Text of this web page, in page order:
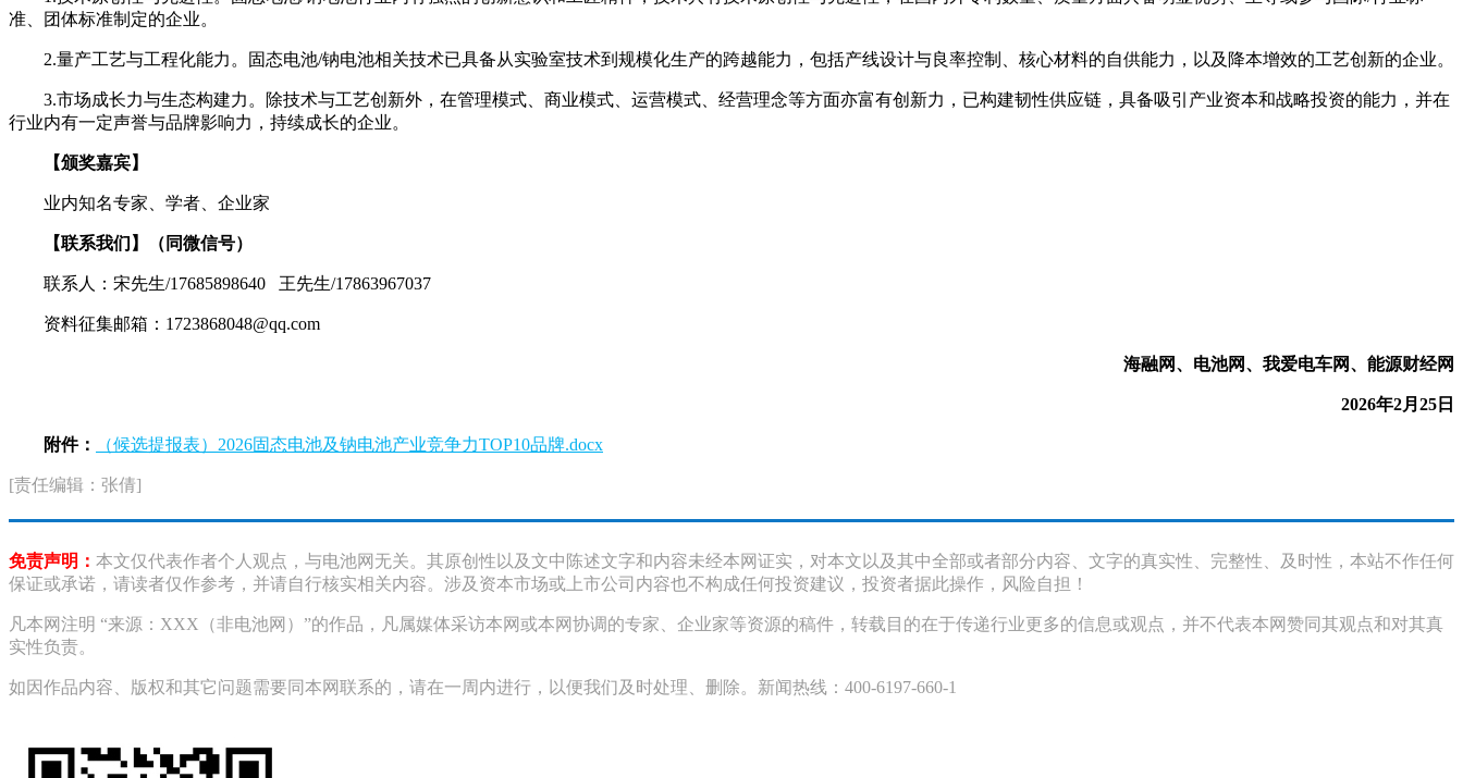
准、团体标准制定的企业。
2.量产工艺与工程化能力。固态电池/钠电池相关技术已具备从实验室技术到规模化生产的跨越能力，包括产线设计与良率控制、核心材料的自供能力，以及降本增效的工艺创新的企业。
3.市场成长力与生态构建力。除技术与工艺创新外，在管理模式、商业模式、运营模式、经营理念等方面亦富有创新力，已构建韧性供应链，具备吸引产业资本和战略投资的能力，并在
行业内有一定声誉与品牌影响力，持续成长的企业。
【颁奖嘉宾】
业内知名专家、学者、企业家
【联系我们】 （同微信号）
联系人：宋先生/17685898640 王先生/17863967037
资料征集邮箱：1723868048@qq.com
海融网、电池网、我爱电车网、能源财经网
2026年2月25日
附件： （候选提报表）2026固态电池及钠电池产业竞争力TOP10品牌.docx
[责任编辑：张倩]
免责声明： 本文仅代表作者个人观点，与电池网无关。其原创性以及文中陈述文字和内容未经本网证实，对本文以及其中全部或者部分内容、文字的真实性、完整性、及时性，本站不作任何
保证或承诺，请读者仅作参考，并请自行核实相关内容。涉及资本市场或上市公司内容也不构成任何投资建议，投资者据此操作，风险自担！
凡本网注明 “来源：XXX（非电池网）”的作品，凡属媒体采访本网或本网协调的专家、企业家等资源的稿件，转载目的在于传递行业更多的信息或观点，并不代表本网赞同其观点和对其真
实性负责。
如因作品内容、版权和其它问题需要同本网联系的，请在一周内进行，以便我们及时处理、删除。新闻热线：400-6197-660-1